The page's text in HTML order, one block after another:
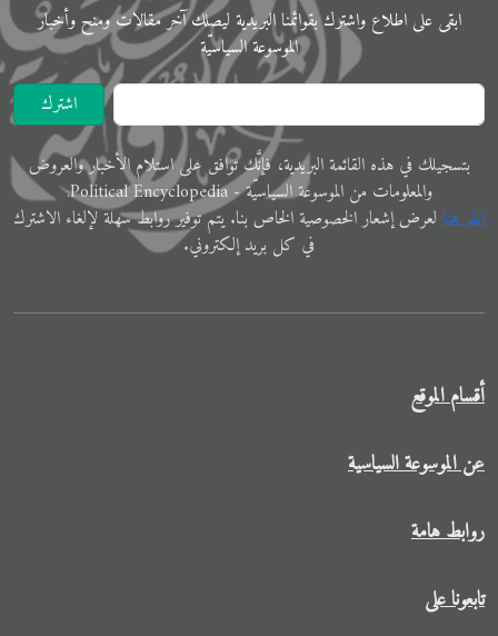
ابقى على اﻃﻼع واشترك بقوائمنا البريدية ليصلك آخر مقالات ومنح وأخبار
الموسوعة اﻟﺴﻴﺎﺳﻴّﺔ
اشترك
ﺑﺘﺴﺠﻴﻠﻚ في ﻫﺬﻩ اﻟﻘﺎﺋﻤﺔ البريدية، فإنَّك ﺗﻮاﻓﻖ ﻋﻠﻰ اﺳﺘﻼم اﻷﺧﺒﺎر واﻟﻌﺮوض
والمعلوﻣﺎت ﻣﻦ الموسوعة اﻟﺴﻴﺎﺳﻴّﺔ - Political Encyclopedia.
اﻧﻘﺮ ﻫﻨﺎ ﻟﻌﺮض إﺷﻌﺎر الخصوصية الخاص ﺑﻨﺎ. ﻳﺘﻢ ﺗﻮفير رواﺑﻂ ﺳﻬﻠﺔ لإﻟﻐﺎء الاشترك
في ﻛﻞ ﺑﺮﻳﺪ إلكتروني.
أقسام الموقع
عن الموسوعة السياسية
روابط هامة
تابعونا على